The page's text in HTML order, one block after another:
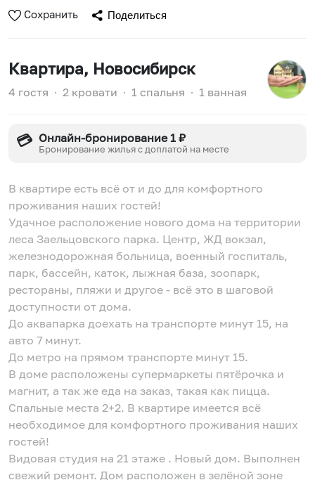
Сохранить Поделиться
Квартира, Новосибирск
4 гостя ∙ 2 кровати ∙ 1 спальня ∙ 1 ванная
💳 Онлайн-бронирование 1 ₽
Бронирование жилья с доплатой на месте
В квартире есть всё от и до для комфортного
проживания наших гостей!
Удачное расположение нового дома на территории
леса Заельцовского парка. Центр, ЖД вокзал,
железнодорожная больница, военный госпиталь,
парк, бассейн, каток, лыжная база, зоопарк,
рестораны, пляжи и другое - всё это в шаговой
доступности от дома.
До аквапарка доехать на транспорте минут 15, на
авто 7 минут.
До метро на прямом транспорте минут 15.
В доме расположены супермаркеты пятёрочка и
магнит, а так же еда на заказ, такая как пицца.
Спальные места 2+2. В квартире имеется всё
необходимое для комфортного проживания наших
гостей!
Видовая студия на 21 этаже . Новый дом. Выполнен
свежий ремонт. Дом расположен в зелёной зоне